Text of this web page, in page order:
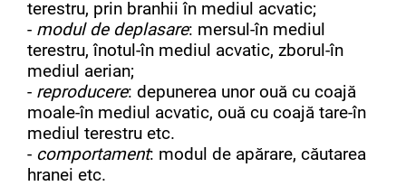
terestru, prin branhii în mediul acvatic;
- modul de deplasare: mersul-în mediul
terestru, înotul-în mediul acvatic, zborul-în
mediul aerian;
- reproducere: depunerea unor ouă cu coajă
moale-în mediul acvatic, ouă cu coajă tare-în
mediul terestru etc.
- comportament: modul de apărare, căutarea
hranei etc.